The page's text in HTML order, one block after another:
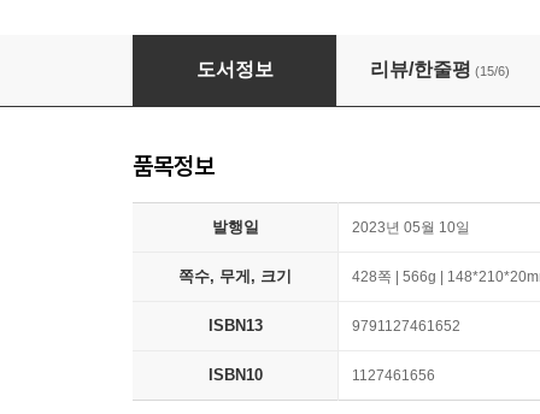
세계 괴이 사전 [현대편]
도서정보 리뷰/한줄평 (15/6)
품목정보
발행일 2023년 05월 10일
쪽수, 무게, 크기 428쪽 | 566g |
ISBN13 9791127461652
ISBN10 1127461656